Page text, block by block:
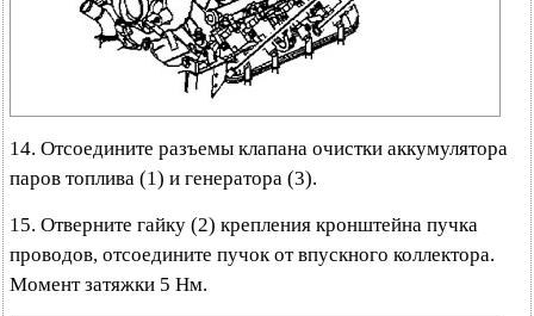
14. Отсоедините разъемы клапана очистки аккумулятора
паров топлива (1) и генератора (3).
15. Отверните гайку (2) крепления кронштейна пучка
проводов, отсоедините пучок от впускного коллектора.
Момент затяжки 5 Нм.